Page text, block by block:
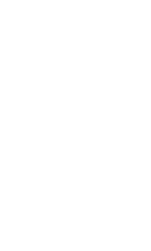
Rechtspraak.nl
Rechtspraak.nl
verlaat Rechtspraak.nl
- U verlaat
nieuwsbrief - U verlaat